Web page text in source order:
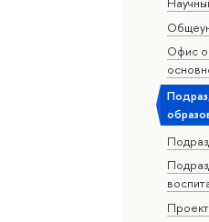
Офис